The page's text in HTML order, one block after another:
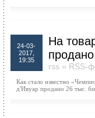
24-03-
2017,
19:35
На
rss » RSS-
Как стало известно
д'Ивуар продано 26 тыс.